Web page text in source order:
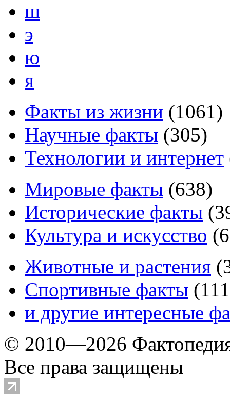
ш
э
ю
я
Факты из жизни (1061)
Научные факты (305)
Технологии и интернет
Мировые факты (638)
Исторические факты (
Культура и искусство (
Животные и растения (
Спортивные факты (111
и другие интересные
© 2010—2026
Все права защищены